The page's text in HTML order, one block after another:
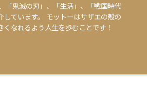
「鬼滅の刃」、「生活」、「戦国時代
しています。 モットーはサザエの殻の
なれるよう人生を歩むことです！